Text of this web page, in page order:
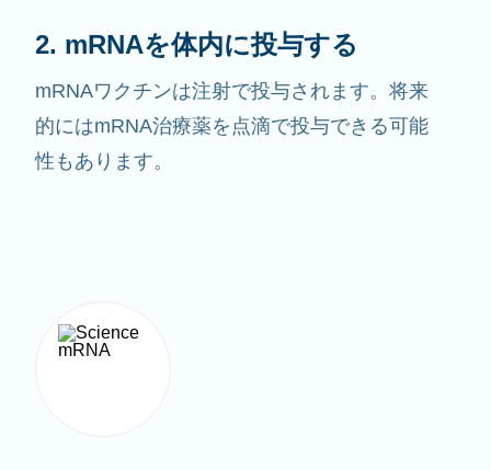
2. mRNAを体内に投与する
mRNAワクチンは注射で投与されます。将来
的にはmRNA治療薬を点滴で投与できる可能
性もあります。